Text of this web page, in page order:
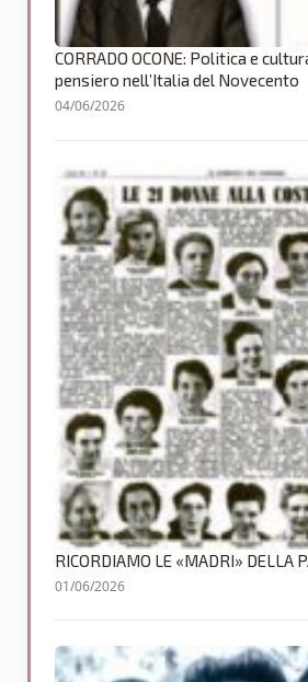
CORRADO OCONE: Politica e
pensiero nell’Italia del Novecento
04/06/2026
RICORDIAMO LE «MADRI» DELLA
01/06/2026